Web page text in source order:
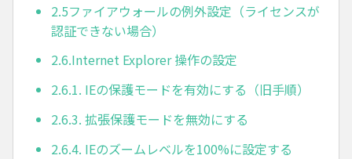
2.5ファイアウォールの例外設定（ライセンスが
認証できない場合）
2.6.Internet Explorer 操作の設定
2.6.1. IEの保護モードを有効にする（旧手順）
2.6.3. 拡張保護モードを無効にする
2.6.4. IEのズームレベルを100%に設定する